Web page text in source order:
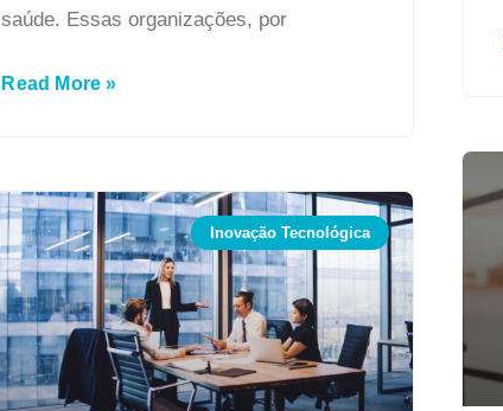
saúde. Essas organizações, por
Read More »
Inovação Tecnológica